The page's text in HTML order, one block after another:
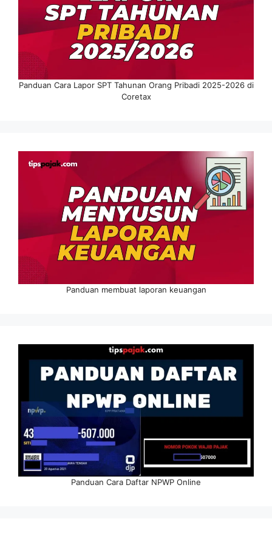
Panduan Cara Lapor SPT Tahunan Orang Pribadi 2025-2026 di
Coretax
Panduan membuat laporan keuangan
Panduan Cara Daftar NPWP Online